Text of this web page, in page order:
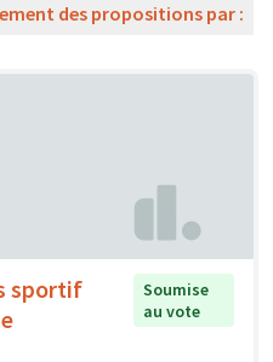
des propositions par :
sportif
Soumise
au vote